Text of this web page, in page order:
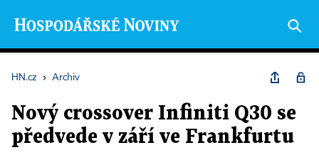
HN.cz › Archiv
Nový crossover Infiniti Q30 se
předvede v září ve Frankfurtu